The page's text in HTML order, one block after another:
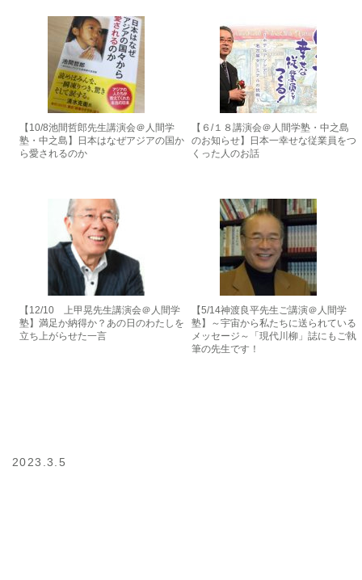
【10/8池間哲郎先生講演会＠人間学
塾・中之島】日本はなぜアジアの国か
ら愛されるのか
【６/１８講演会＠人間学塾・中之島
のお知らせ】日本一幸せな従業員をつ
くった人のお話
【12/10 上甲晃先生講演会＠人間学
塾】満足か納得か？あの日のわたしを
立ち上がらせた一言
【5/14神渡良平先生ご講演＠人間学
塾】～宇宙から私たちに送られている
メッセージ～「現代川柳」誌にもご執
筆の先生です！
2023.3.5